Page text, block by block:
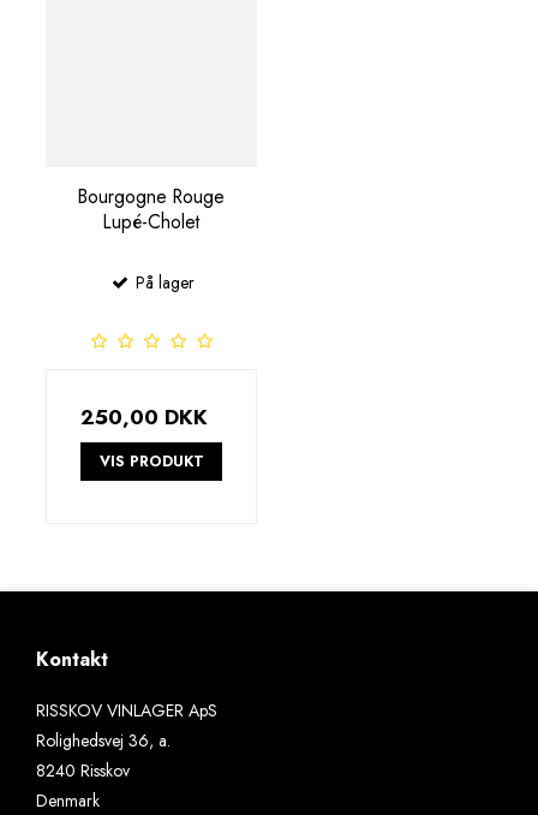
Bourgogne Rouge
Lupé-Cholet
På lager
250,00 DKK
VIS PRODUKT
Kontakt
RISSKOV VINLAGER ApS
Rolighedsvej 36, a.
8240 Risskov
Denmark